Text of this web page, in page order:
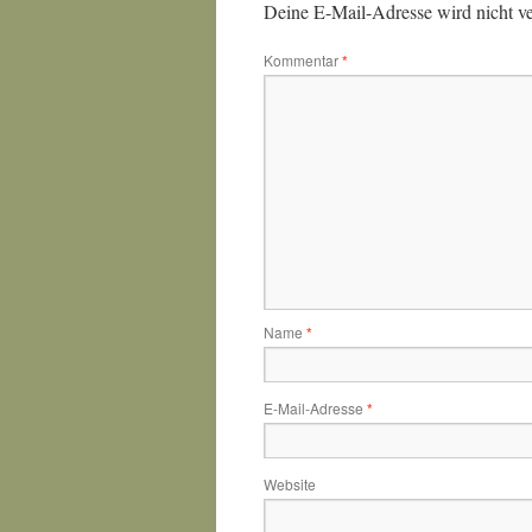
Deine E-Mail-Adresse wird nicht
Kommentar*
Name *
E-Mail-Adresse *
Website